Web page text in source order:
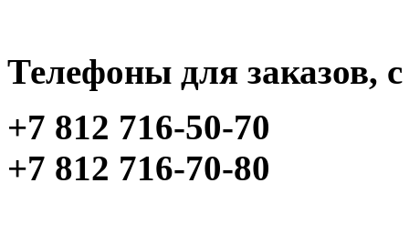
Телефоны для заказов,
+7 812 716-50-70
+7 812 716-70-80